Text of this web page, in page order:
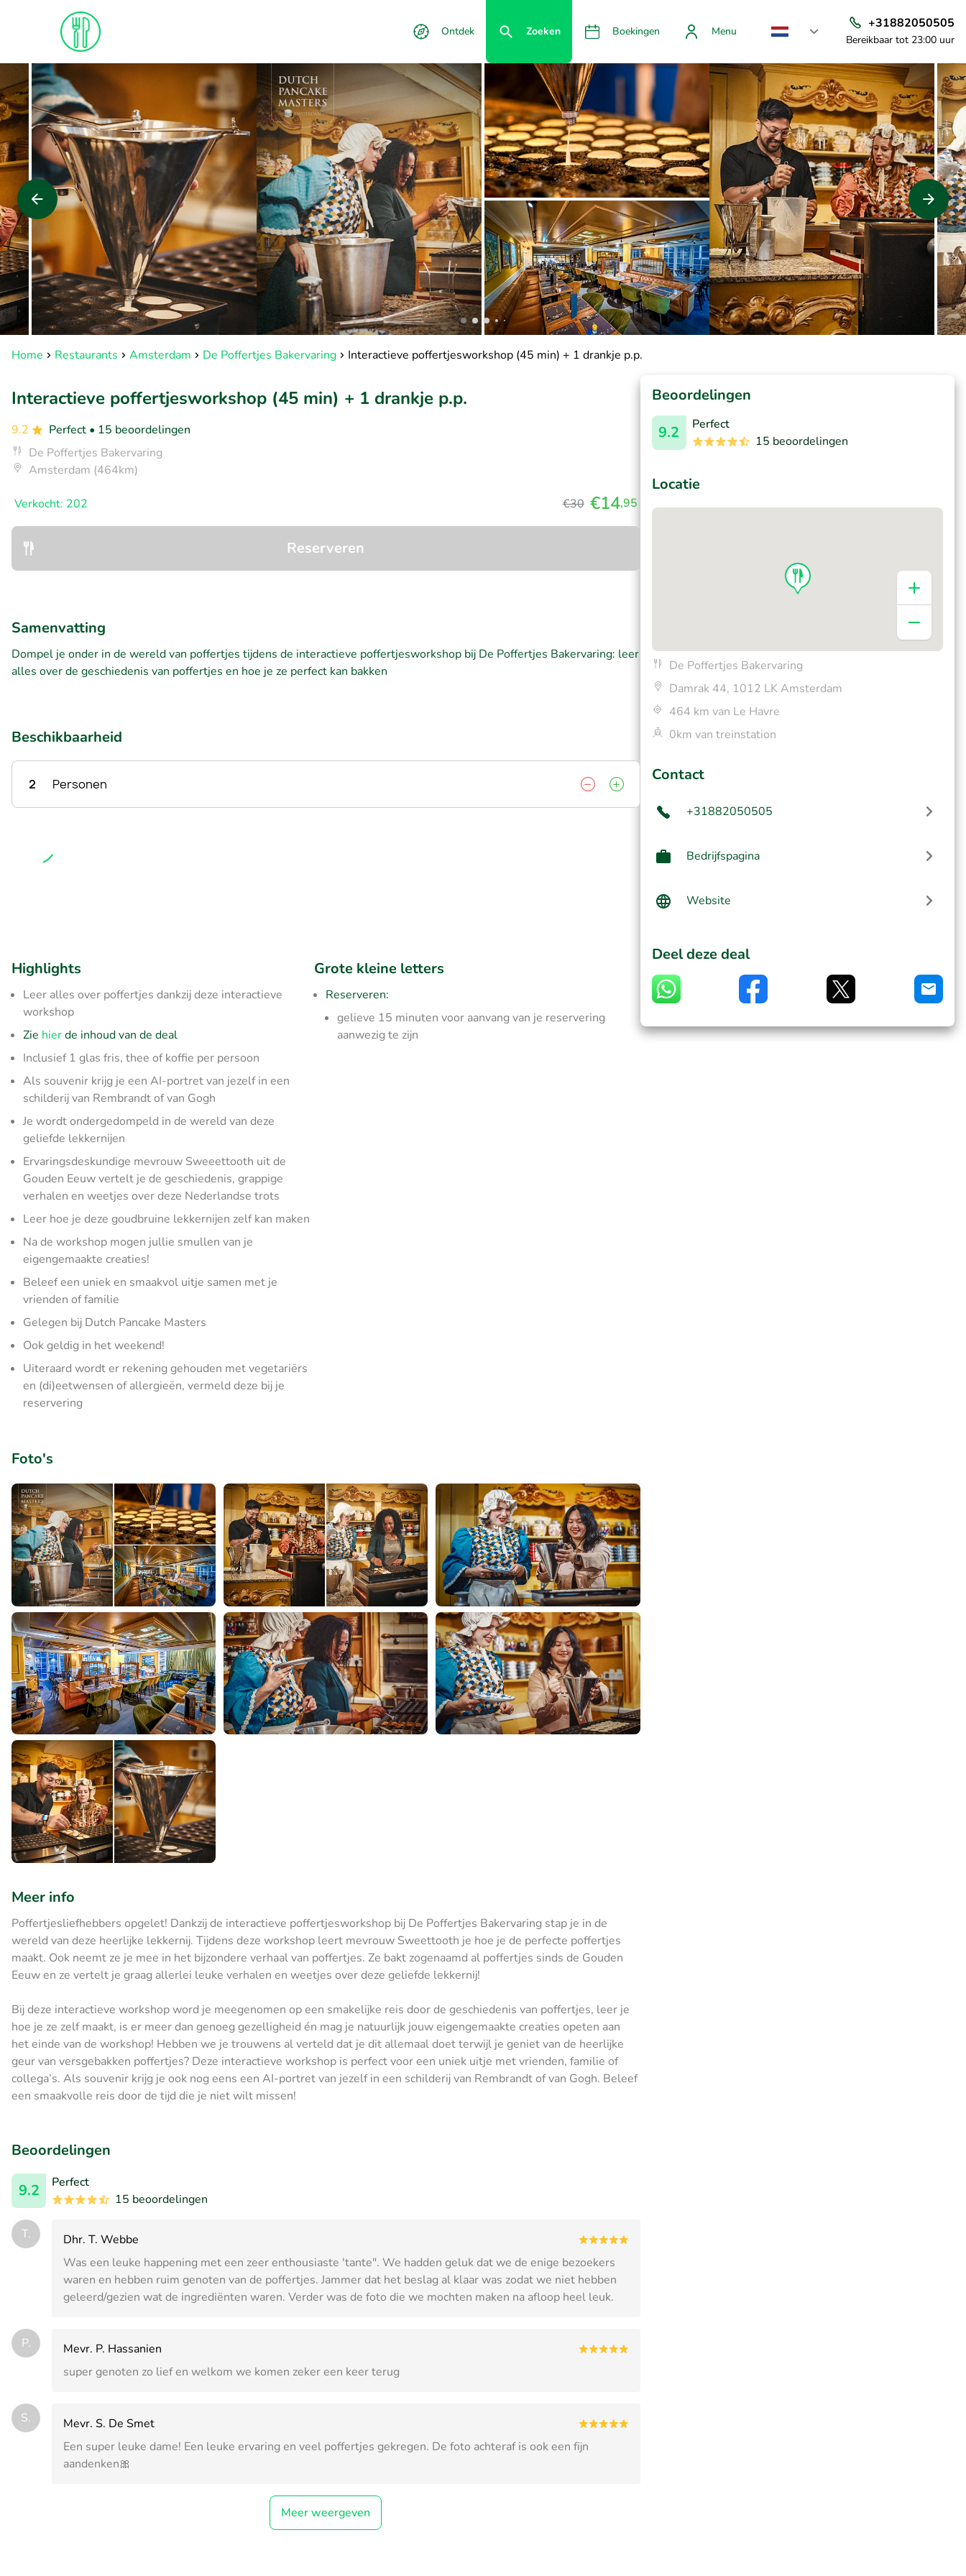
Ontdek Zoeken Boekingen Menu
+31882050505
Bereikbaar tot 23:00 uur
Home Restaurants Amsterdam De Poffertjes Bakervaring Interactieve poffertjesworkshop (45 min) + 1 drankje p.p.
Interactieve poffertjesworkshop (45 min) + 1 drankje p.p.
9.2 Perfect • 15 beoordelingen
De Poffertjes Bakervaring
Amsterdam (464km)
Verkocht: 202 €30 €14,95
Reserveren
Samenvatting
Dompel je onder in de wereld van poffertjes tijdens de interactieve poffertjesworkshop bij De Poffertjes Bakervaring: leer
alles over de geschiedenis van poffertjes en hoe je ze perfect kan bakken
Beschikbaarheid
2 Personen
Highlights
Leer alles over poffertjes dankzij deze interactieve
workshop
Zie hierde inhoud van de deal
Inclusief 1 glas fris, thee of koffie per persoon
Als souvenir krijg je een AI-portret van jezelf in een
schilderij van Rembrandt of van Gogh
Je wordt ondergedompeld in de wereld van deze
geliefde lekkernijen
Ervaringsdeskundige mevrouw Sweeettooth uit de
Gouden Eeuw vertelt je de geschiedenis, grappige
verhalen en weetjes over deze Nederlandse trots
Leer hoe je deze goudbruine lekkernijen zelf kan maken
Na de workshop mogen jullie smullen van je
eigengemaakte creaties!
Beleef een uniek en smaakvol uitje samen met je
vrienden of familie
Gelegen bij Dutch Pancake Masters
Ook geldig in het weekend!
Uiteraard wordt er rekening gehouden met vegetariërs
en (di)eetwensen of allergieën, vermeld deze bij je
reservering
Grote kleine letters
Reserveren:
gelieve 15 minuten voor aanvang van je reservering
aanwezig te zijn
Foto's
Meer info
Poffertjesliefhebbers opgelet! Dankzij de interactieve poffertjesworkshop bij De Poffertjes Bakervaring stap je in de
wereld van deze heerlijke lekkernij. Tijdens deze workshop leert mevrouw Sweettooth je hoe je de perfecte poffertjes
maakt. Ook neemt ze je mee in het bijzondere verhaal van poffertjes. Ze bakt zogenaamd al poffertjes sinds de Gouden
Eeuw en ze vertelt je graag allerlei leuke verhalen en weetjes over deze geliefde lekkernij!
Bij deze interactieve workshop word je meegenomen op een smakelijke reis door de geschiedenis van poffertjes, leer je
hoe je ze zelf maakt, is er meer dan genoeg gezelligheid én mag je natuurlijk jouw eigengemaakte creaties opeten aan
het einde van de workshop! Hebben we je trouwens al verteld dat je dit allemaal doet terwijl je geniet van de heerlijke
geur van versgebakken poffertjes? Deze interactieve workshop is perfect voor een uniek uitje met vrienden, familie of
collega’s. Als souvenir krijg je ook nog eens een AI-portret van jezelf in een schilderij van Rembrandt of van Gogh. Beleef
een smaakvolle reis door de tijd die je niet wilt missen!
Beoordelingen
9.2
Perfect
15 beoordelingen
T.
Dhr. T. Webbe
Was een leuke happening met een zeer enthousiaste 'tante". We hadden geluk dat we de enige bezoekers
waren en hebben ruim genoten van de poffertjes. Jammer dat het beslag al klaar was zodat we niet hebben
geleerd/gezien wat de ingrediënten waren. Verder was de foto die we mochten maken na afloop heel leuk.
P.
Mevr. P. Hassanien
super genoten zo lief en welkom we komen zeker een keer terug
S.
Mevr. S. De Smet
Een super leuke dame! Een leuke ervaring en veel poffertjes gekregen. De foto achteraf is ook een fijn
aandenken🎀
Meer weergeven
Beoordelingen
9.2
Perfect
15 beoordelingen
Locatie
De Poffertjes Bakervaring
Damrak 44, 1012 LK Amsterdam
464 km van Le Havre
0km van treinstation
Contact
+31882050505
Bedrijfspagina
Website
Deel deze deal